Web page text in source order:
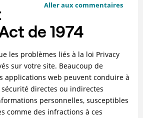
Aller aux commentaires
de 1974
les problèmes liés à la loi Privacy
sur votre site. Beaucoup de
applications web peuvent conduire à
directes ou indirectes
personnelles, susceptibles
comme des infractions à ces